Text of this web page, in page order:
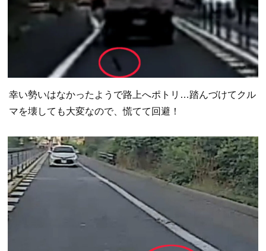
幸い勢いはなかったようで路上へポトリ…踏んづけてクル
マを壊しても大変なので、慌てて回避！